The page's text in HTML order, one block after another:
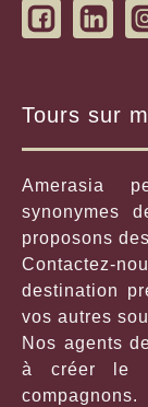
Tours sur
Amerasia
synonymes
proposons
destination
vos autres
Nos agents
à créer le
compagnons.